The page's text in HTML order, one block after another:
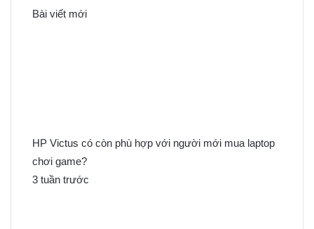
Bài viết mới
HP Victus có còn phù hợp với người mới mua laptop
chơi game?
3 tuần trước